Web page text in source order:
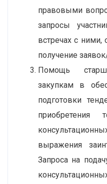
правовыми
запросы
встречах с
получение
Помощь
закупкам в
подготовки
выражения
Запроса на